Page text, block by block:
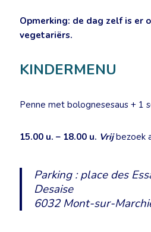
Opmerking: de dag zelf is er
vegetariërs.
KINDERMENU
Penne met bolognesesaus + 1
15.00 u. – 18.00 u. Vrijbezoek
Parking : place des
Desaise
6032 Mont-sur-